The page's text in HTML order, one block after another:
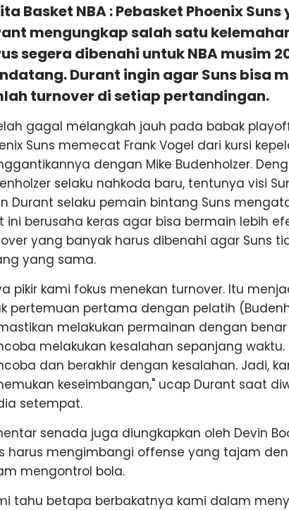
Basket NBA : Pebasket Phoenix
mengungkap salah satu
segera dibenahi untuk NBA musim
Durant ingin agar Suns bisa
turnover di setiap pertandingan.
gagal melangkah jauh pada babak
Suns memecat Frank Vogel dari kursi
dengan Mike Budenholzer.
selaku nahkoda baru, tentunya visi
Durant selaku pemain bintang Suns
ini berusaha keras agar bisa bermain lebih
yang banyak harus dibenahi agar Suns
yang sama.
pikir kami fokus menekan turnover. Itu
pertemuan pertama dengan pelatih
melakukan permainan dengan
melakukan kesalahan sepanjang
dan berakhir dengan kesalahan. Jadi,
keseimbangan," ucap Durant saat
setempat.
senada juga diungkapkan oleh Devin
harus mengimbangi offense yang tajam
mengontrol bola.
tahu betapa berbakatnya kami dalam